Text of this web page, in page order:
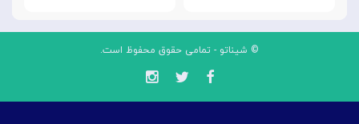
© شیناتو - تمامی حقوق محفوظ است.